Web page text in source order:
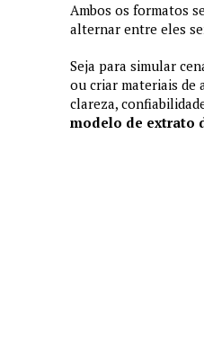
Ambos os formatos
alternar entre eles
Seja para simular
ou criar materiais de
clareza,
modelo de extrato